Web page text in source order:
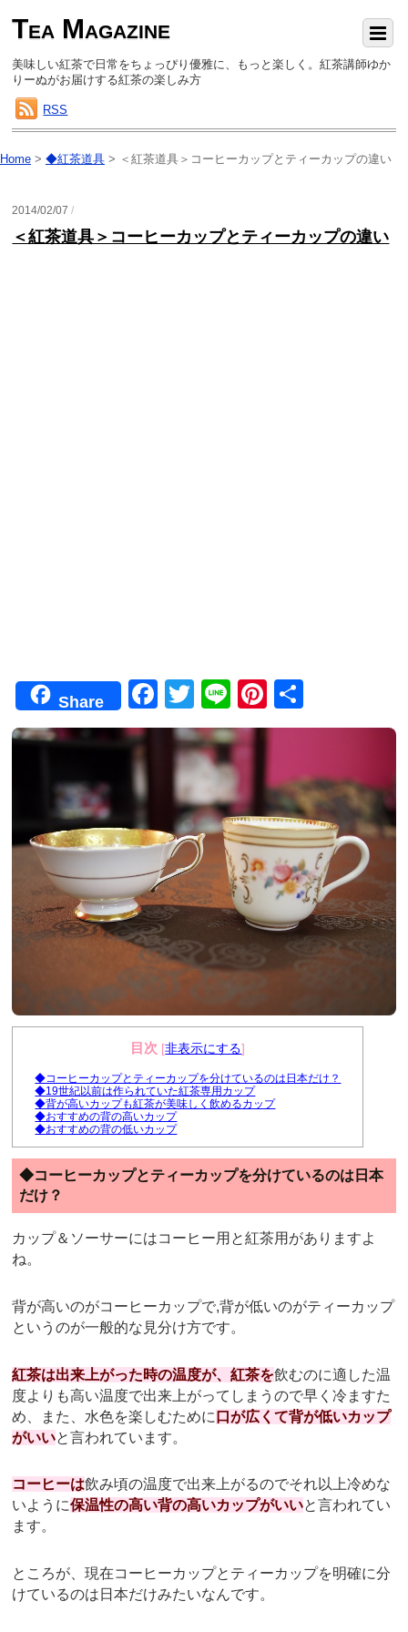
Tea Magazine
美味しい紅茶で日常をちょっぴり優雅に、もっと楽しく。紅茶講師ゆか
りーぬがお届けする紅茶の楽しみ方
RSS
Home > ◆紅茶道具 > ＜紅茶道具＞コーヒーカップとティーカップの違い
2014/02/07/
＜紅茶道具＞コーヒーカップとティーカップの違い
Share
F
a
b
o
o
k
T
wi
tt
er
Li
n
e
Pi
nt
e
st
有
目次 [非表示にする]
◆コーヒーカップとティーカップを分けているのは日本だけ？
◆19世紀以前は作られていた紅茶専用カップ
◆背が高いカップも紅茶が美味しく飲めるカップ
◆おすすめの背の高いカップ
◆おすすめの背の低いカップ
◆コーヒーカップとティーカップを分けているのは日本
だけ？
カップ＆ソーサーにはコーヒー用と紅茶用がありますよ
ね。
背が高いのがコーヒーカップで,背が低いのがティーカップ
というのが一般的な見分け方です。
紅茶は出来上がった時の温度が、紅茶を飲むのに適した温
度よりも高い温度で出来上がってしまうので早く冷ますた
め、また、水色を楽しむために 口が広くて背が低いカップ
がいいと言われています。
コーヒーは飲み頃の温度で出来上がるのでそれ以上冷めな
いように保温性の高い背の高いカップがいいと言われてい
ます。
ところが、現在コーヒーカップとティーカップを明確に分
けているのは日本だけみたいなんです。